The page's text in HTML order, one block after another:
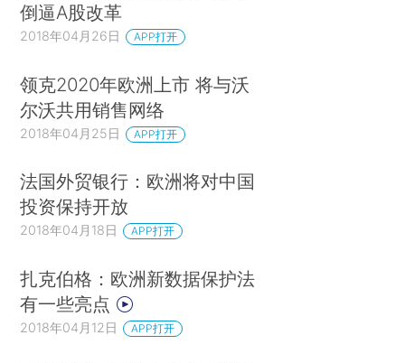
倒逼A股改革
2018年04月26日 APP打开
领克2020年欧洲上市 将与沃
尔沃共用销售网络
2018年04月25日 APP打开
法国外贸银行：欧洲将对中国
投资保持开放
2018年04月18日 APP打开
扎克伯格：欧洲新数据保护法
有一些亮点
2018年04月12日 APP打开